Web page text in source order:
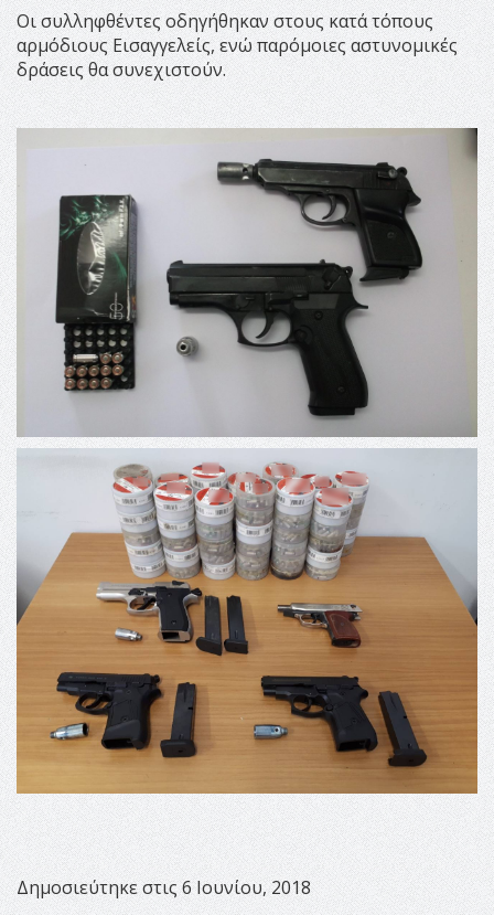
Οι συλληφθέντες οδηγήθηκαν στους κατά τόπους
αρμόδιους Εισαγγελείς, ενώ παρόμοιες αστυνομικές
δράσεις θα συνεχιστούν.
Δημοσιεύτηκε στις 6 Ιουνίου, 2018